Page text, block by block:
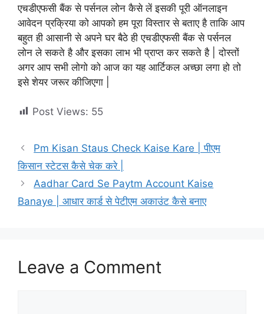
एचडीएफसी बैंक से पर्सनल लोन कैसे लें इसकी पूरी ऑनलाइन
आवेदन प्रक्रिया को आपको हम पूरा विस्तार से बताए है ताकि आप
बहुत ही आसानी से अपने घर बैठे ही एचडीएफसी बैंक से पर्सनल
लोन ले सकते है और इसका लाभ भी प्राप्त कर सकते है | दोस्तों
अगर आप सभी लोगो को आज का यह आर्टिकल अच्छा लगा हो तो
इसे शेयर जरूर कीजिएगा |
Post Views: 55
Pm Kisan Staus Check Kaise Kare | पीएम
किसान स्टेटस कैसे चेक करे |
Aadhar Card Se Paytm Account Kaise
Banaye | आधार कार्ड से पेटीएम अकाउंट कैसे बनाए
Leave a Comment